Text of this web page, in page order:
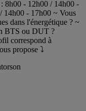
8h00 - 12h00 / 14h00 -
14h00 - 17h00 ~ Vous
dans l'énergétique ? ~
BTS ou DUT ?
correspond à
propose ⤵️